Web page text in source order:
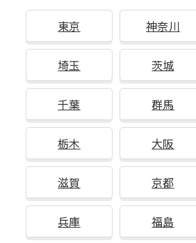
東京 神奈川
埼玉 茨城
千葉 群馬
栃木 大阪
滋賀 京都
兵庫 福島